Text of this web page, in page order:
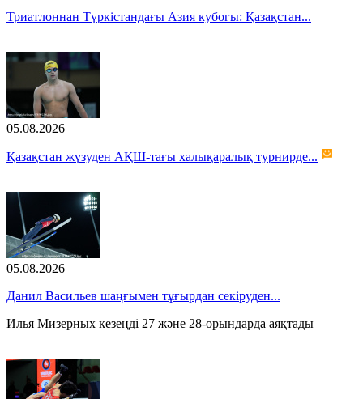
Триатлоннан Түркістандағы Азия кубогы: Қазақстан...
05.08.2026
Қазақстан жүзуден АҚШ-тағы халықаралық турнирде...
05.08.2026
Данил Васильев шаңғымен тұғырдан секіруден...
Илья Мизерных кезеңді 27 және 28-орындарда аяқтады